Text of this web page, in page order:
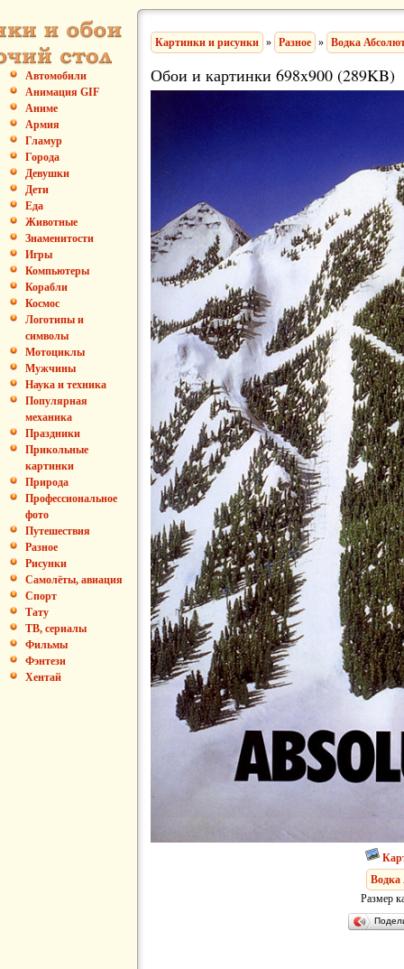
Автомобили
Анимация GIF
Аниме
Армия
Гламур
Города
Девушки
Дети
Еда
Животные
Знаменитости
Игры
Компьютеры
Корабли
Космос
Логотипы и
символы
Мотоциклы
Мужчины
Наука и техника
Популярная
механика
Праздники
Прикольные
картинки
Природа
Профессиональное
фото
Путешествия
Разное
Рисунки
Самолёты, авиация
Спорт
Тату
ТВ, сериалы
Фильмы
Фэнтези
Хентай
Картинки и рисунки » Разное » Водка
Обои и картинки 698x900 (289KB)
Водка
Размер